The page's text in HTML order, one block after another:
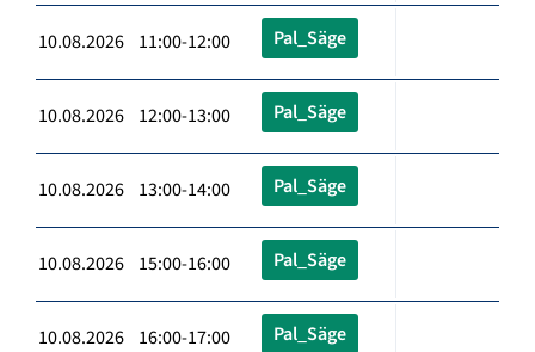
10.08.2026 11:00-12:00 Pal_Säge
10.08.2026 12:00-13:00 Pal_Säge
10.08.2026 13:00-14:00 Pal_Säge
10.08.2026 15:00-16:00 Pal_Säge
10.08.2026 16:00-17:00 Pal_Säge